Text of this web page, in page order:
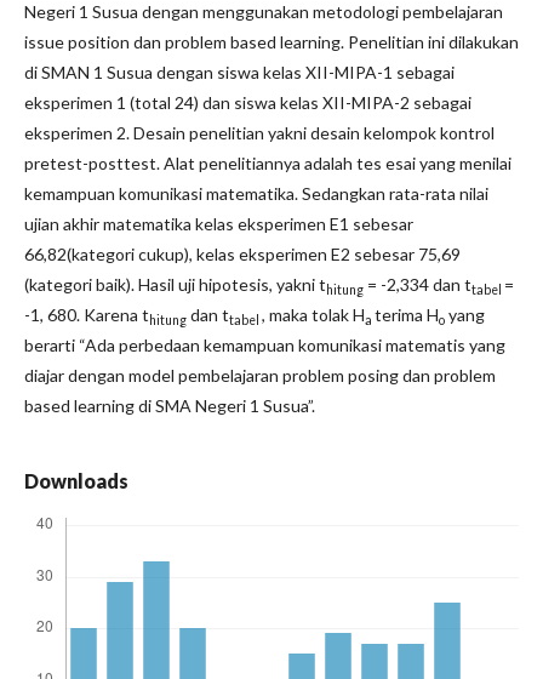
Negeri 1 Susua dengan menggunakan metodologi pembelajaran
issue position dan problem based learning. Penelitian ini dilakukan
di SMAN 1 Susua dengan siswa kelas XII-MIPA-1 sebagai
eksperimen 1 (total 24) dan siswa kelas XII-MIPA-2 sebagai
eksperimen 2. Desain penelitian yakni desain kelompok kontrol
pretest-posttest. Alat penelitiannya adalah tes esai yang menilai
kemampuan komunikasi matematika. Sedangkan rata-rata nilai
ujian akhir matematika kelas eksperimen E1 sebesar
66,82(kategori cukup), kelas eksperimen E2 sebesar 75,69
(kategori baik). Hasil uji hipotesis, yakni t hitung = -2,334 dan ttabel =
-1, 680. Karena t hitung dan ttabel , maka tolak Ha terima Ho yang
berarti “Ada perbedaan kemampuan komunikasi matematis yang
diajar dengan model pembelajaran problem posing dan problem
based learning di SMA Negeri 1 Susua”.
Downloads